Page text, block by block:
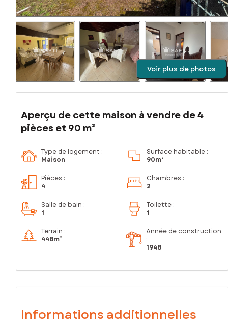
Voir plus de photos
Aperçu de cette maison à vendre de 4
pièces et 90 m²
Type de logement :
Maison
Surface habitable :
90m²
Pièces :
4
Chambres :
2
Salle de bain :
1
Toilette :
1
Terrain :
448m²
Année de construction
:
1948
Informations additionnelles